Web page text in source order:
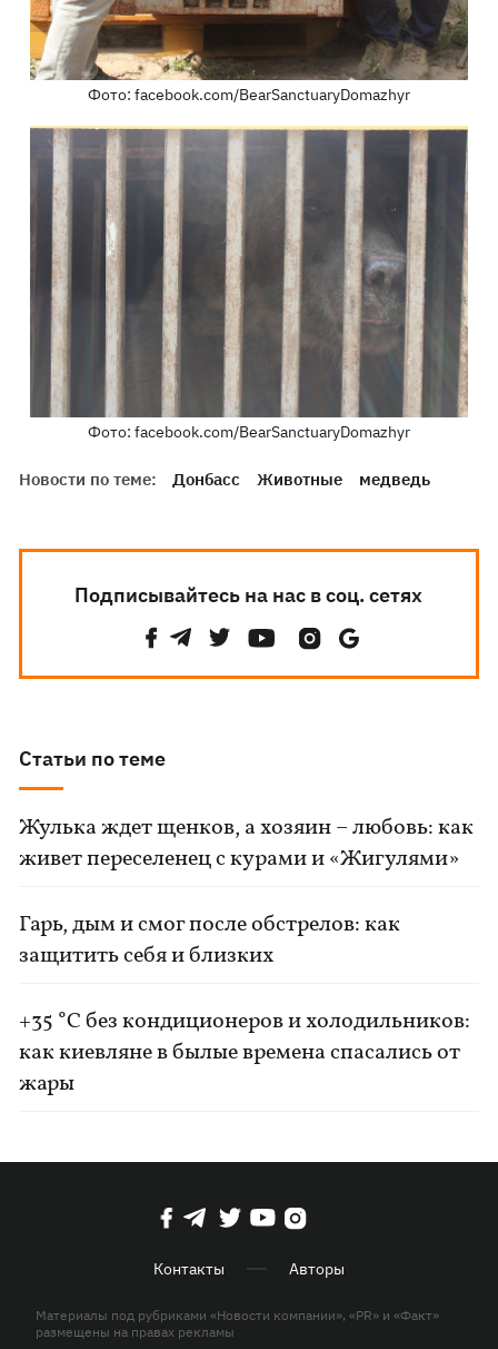
Фото: facebook.com/BearSanctuaryDomazhyr
Фото: facebook.com/BearSanctuaryDomazhyr
Новости по теме: Донбасс Животные медведь
Подписывайтесь на нас в соц. сетях
Статьи по теме
Жулька ждет щенков, а хозяин – любовь: как
живет переселенец с курами и «Жигулями»
Гарь, дым и смог после обстрелов: как
защитить себя и близких
+35 °C без кондиционеров и холодильников:
как киевляне в былые времена спасались от
жары
Контакты Авторы
Материалы под рубриками «Новости компании», «PR» и «Факт»
размещены на правах рекламы